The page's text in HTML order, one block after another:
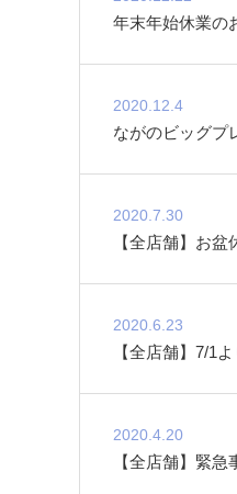
年末年始休業の
2020.12.4
ながのビッグプ
2020.7.30
【全店舗】お盆
2020.6.23
【全店舗】7/1
2020.4.20
【全店舗】緊